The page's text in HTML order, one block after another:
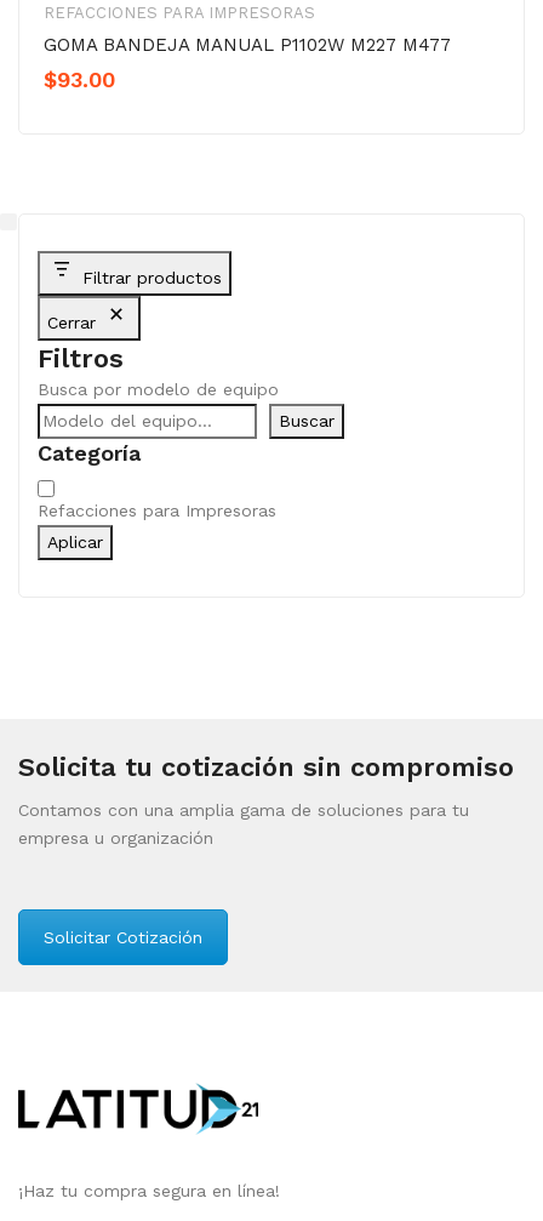
REFACCIONES PARA IMPRESORAS
GOMA BANDEJA MANUAL P1102W M227 M477
$93.00
Filtrar productos
Cerrar
Filtros
Busca por modelo de equipo
Buscar
Categoría
Categoría
Refacciones para Impresoras
Aplicar
Solicita tu cotización sin compromiso
Contamos con una amplia gama de soluciones para tu
empresa u organización
Solicitar Cotización
¡Haz tu compra segura en línea!